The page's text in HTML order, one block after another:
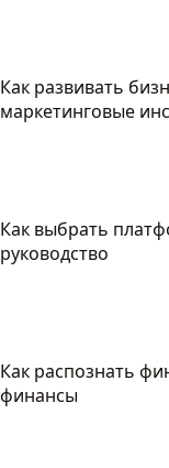
Как развивать
маркетинговые
Как выбрать
руководство
Как распознать
финансы